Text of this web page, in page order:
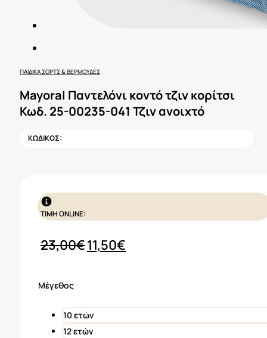
ΠΑΙΔΙΚΆ ΣΟΡΤΣ & ΒΕΡΜΟΎΔΕΣ
Mayoral Παντελόνι κοντό τζιν κορίτσι
Κωδ. 25-00235-041 Τζιν ανοιχτό
ΚΩΔΙΚΟΣ:
ΤΙΜΗ ONLINE:
23,00€Original
11,50€
Μέγεθος
10 ετών
12 ετών